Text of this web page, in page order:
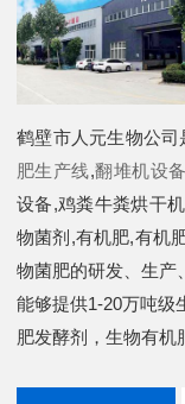
鹤壁市人元生物公司
肥生产线,翻堆机设备
设备,鸡粪牛粪烘干
物菌剂,有机肥,有机
物菌肥的研发、生产
能够提供1-20万吨级
肥发酵剂，生物有机